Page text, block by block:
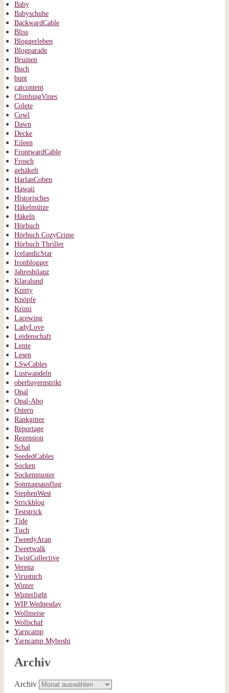
Baby
Babyschuhe
BackwardCable
Bliss
Bloggerleben
Blogparade
Bruinen
Buch
bunt
catcontent
ClimbingVines
Colete
Cowl
Dawn
Decke
Eileen
FrontwardCable
Frosch
gehäkelt
HarlanCoben
Hawaii
Historisches
Häkelmütze
Häkeln
Hörbuch
Hörbuch CozyCrime
Hörbuch Thriller
IcelandicStar
Ironblogger
Jahresbilanz
Klaralund
Knitty
Knöpfe
Krimi
Lacewing
LadyLove
Leidenschaft
Lente
Lesen
LSwCables
Lustwandeln
oberbayernstrikt
Opal
Opal-Abo
Ostern
Rankgitter
Reportage
Rezension
Schal
SeededCables
Socken
Sockenmuster
Sonntagsausflug
StephenWest
Strickblog
Teststrick
Tide
Tuch
TweedyAran
Tweetwalk
TwistCollective
Verena
Virustuch
Winter
Winterlight
WIP Wednesday
Wollmeise
Wollschaf
Yarncamp
Yarncamp Myboshi
Archiv
Archiv